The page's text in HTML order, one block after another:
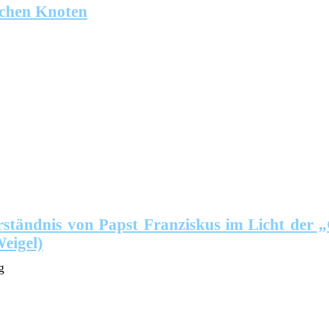
Knoten
von Papst Franziskus im Licht der